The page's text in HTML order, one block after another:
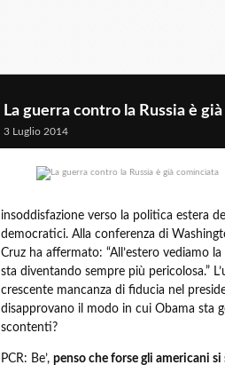
La guerra contro la Russia è
3 Luglio 2014
insoddisfazione verso la politica estera
democratici. Alla conferenza di
Cruz ha affermato: “All’estero vediamo
sta diventando sempre più pericolosa.”
crescente mancanza di fiducia nel
disapprovano il modo in cui Obama sta
scontenti?
PCR: Be’, penso che forse gli americani